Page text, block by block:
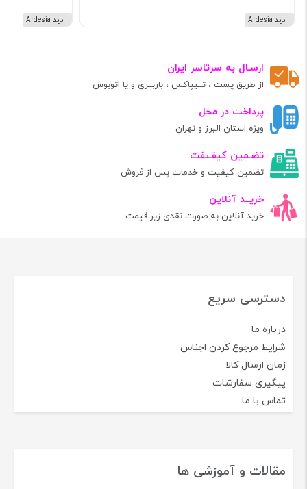
برند Ardesia برند Ardesia
ارسـال به سرتاسر ایران
از طریق پست ، تــیپاکس ، باربــری و یا اتوبوس
پرداخت در محل
ویژه استان البرز و تهران
تضـمین کیفـیفت
تضمین کیفیت و خدمات پس از فروش
خریــد آنلاین
خرید آنلاین به صورت نقدی زیر قیمت
دسترسی سریع
درباره ما
شرایط مرجوع کردن اجناس
زمان ارسال کالا
پیگیری سفارشات
تماس با ما
مقالات و آموزشی ها